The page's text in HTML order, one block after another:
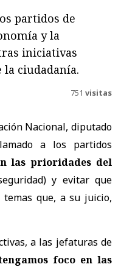
partidos de
y la
iniciativas
la ciudadanía.
751 visitas
Nacional, diputado
a los partidos
las prioridades del
y evitar que
que, a su juicio,
a las jefaturas de
foco en las